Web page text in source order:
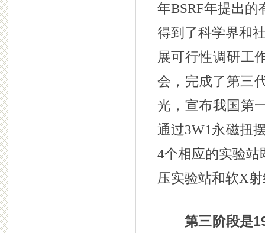
年BSRF年提出
得到了科学界和
展可行性调研工
会，完成了第三
光，宣布我国第
通过3W1永磁扭
4个相应的实验
压实验站和软X
第三阶段是